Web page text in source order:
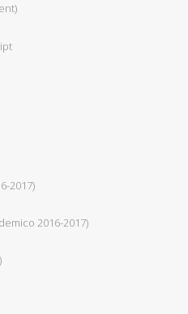
2017)
2016-2017)